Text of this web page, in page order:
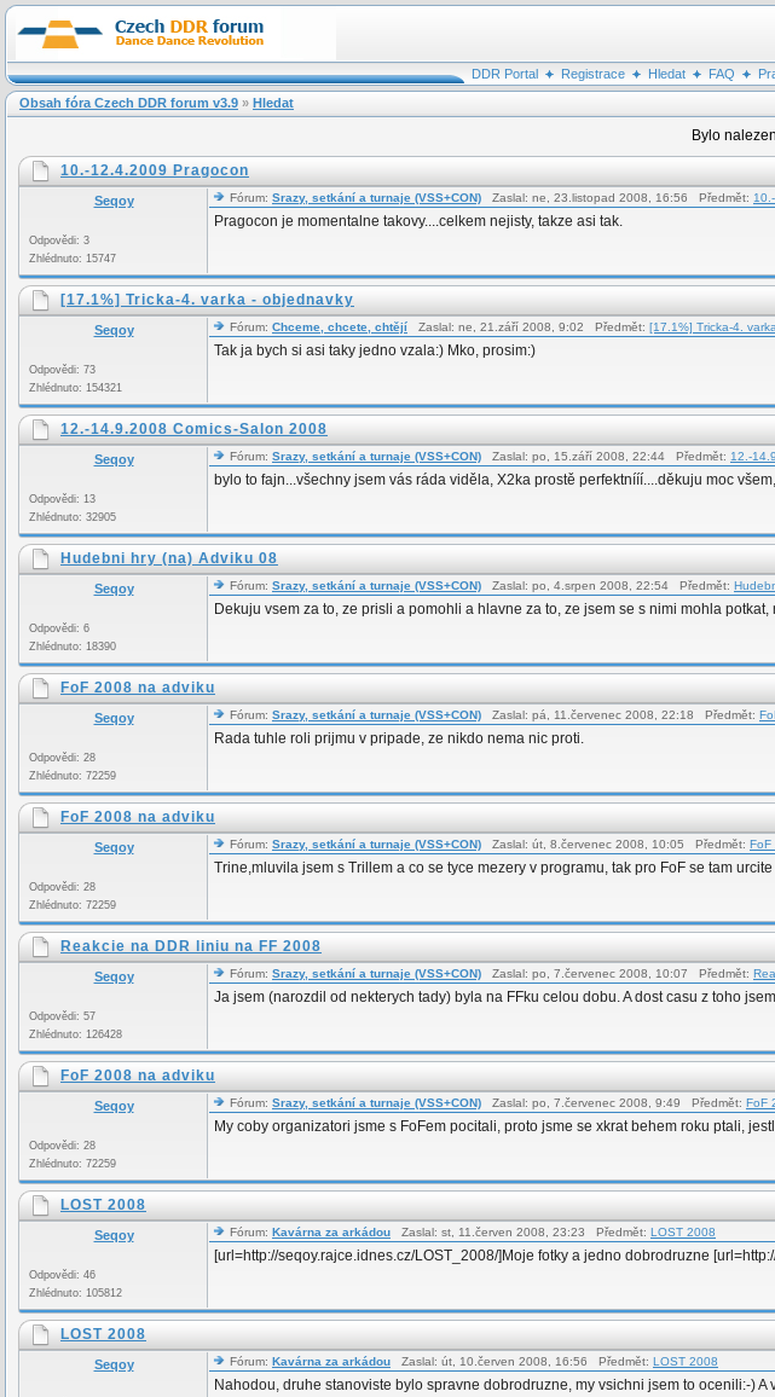
DDR Portal Registrace Hledat FAQ
Obsah fóra Czech DDR forum v3.9 » Hledat
Bylo
10.-12.4.2009 Pragocon
Seqoy
Odpovědi: 3
Zhlédnuto: 15747
Fórum: Srazy, setkání a turnaje (VSS+CON) Zaslal: ne, 23.listopad 2008, 16:56 Předmět:
Pragocon je momentalne takovy....celkem nejisty, takze asi tak.
[17.1%] Tricka-4. varka - objednavky
Seqoy
Odpovědi: 73
Zhlédnuto: 154321
Fórum: Chceme, chcete, chtějí Zaslal: ne, 21.září 2008, 9:02 Předmět: [17.1%] Tricka-4.
Tak ja bych si asi taky jedno vzala:) Mko, prosim:)
12.-14.9.2008 Comics-Salon 2008
Seqoy
Odpovědi: 13
Zhlédnuto: 32905
Fórum: Srazy, setkání a turnaje (VSS+CON) Zaslal: po, 15.září 2008, 22:44 Předmět: 12.-
bylo to fajn...všechny jsem vás ráda viděla, X2ka prostě perfektnííí....děkuju moc
Hudebni hry (na) Adviku 08
Seqoy
Odpovědi: 6
Zhlédnuto: 18390
Fórum: Srazy, setkání a turnaje (VSS+CON) Zaslal: po, 4.srpen 2008, 22:54 Předmět:
Dekuju vsem za to, ze prisli a pomohli a hlavne za to, ze jsem se s nimi mohla
FoF 2008 na adviku
Seqoy
Odpovědi: 28
Zhlédnuto: 72259
Fórum: Srazy, setkání a turnaje (VSS+CON) Zaslal: pá, 11.červenec 2008, 22:18 Předmět:
Rada tuhle roli prijmu v pripade, ze nikdo nema nic proti.
FoF 2008 na adviku
Seqoy
Odpovědi: 28
Zhlédnuto: 72259
Fórum: Srazy, setkání a turnaje (VSS+CON) Zaslal: út, 8.červenec 2008, 10:05 Předmět: FoF
Trine,mluvila jsem s Trillem a co se tyce mezery v programu, tak pro FoF se tam
Reakcie na DDR liniu na FF 2008
Seqoy
Odpovědi: 57
Zhlédnuto: 126428
Fórum: Srazy, setkání a turnaje (VSS+CON) Zaslal: po, 7.červenec 2008, 10:07 Předmět:
Ja jsem (narozdil od nekterych tady) byla na FFku celou dobu. A dost casu z toho
FoF 2008 na adviku
Seqoy
Odpovědi: 28
Zhlédnuto: 72259
Fórum: Srazy, setkání a turnaje (VSS+CON) Zaslal: po, 7.červenec 2008, 9:49 Předmět: FoF
My coby organizatori jsme s FoFem pocitali, proto jsme se xkrat behem roku ptali,
LOST 2008
Seqoy
Odpovědi: 46
Zhlédnuto: 105812
Fórum: Kavárna za arkádou Zaslal: st, 11.červen 2008, 23:23 Předmět: LOST 2008
[url=http://seqoy.rajce.idnes.cz/LOST_2008/]Moje fotky a jedno dobrodruzne
LOST 2008
Seqoy Fórum: Kavárna za arkádou Zaslal: út, 10.červen 2008, 16:56 Předmět: LOST 2008
Nahodou, druhe stanoviste bylo spravne dobrodruzne, my vsichni jsem to ocenili:-)